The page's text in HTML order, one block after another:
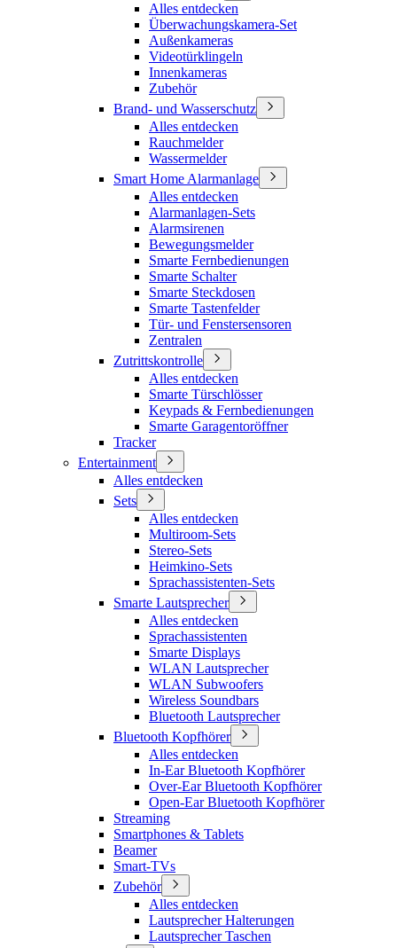
Alles entdecken
Überwachungskamera-Set
Außenkameras
Videotürklingeln
Innenkameras
Zubehör
Brand- und Wasserschutz
Alles entdecken
Rauchmelder
Wassermelder
Smart Home Alarmanlage
Alles entdecken
Alarmanlagen-Sets
Alarmsirenen
Bewegungsmelder
Smarte Fernbedienungen
Smarte Schalter
Smarte Steckdosen
Smarte Tastenfelder
Tür- und Fenstersensoren
Zentralen
Zutrittskontrolle
Alles entdecken
Smarte Türschlösser
Keypads & Fernbedienungen
Smarte Garagentoröffner
Tracker
Entertainment
Alles entdecken
Sets
Alles entdecken
Multiroom-Sets
Stereo-Sets
Heimkino-Sets
Sprachassistenten-Sets
Smarte Lautsprecher
Alles entdecken
Sprachassistenten
Smarte Displays
WLAN Lautsprecher
WLAN Subwoofers
Wireless Soundbars
Bluetooth Lautsprecher
Bluetooth Kopfhörer
Alles entdecken
In-Ear Bluetooth Kopfhörer
Over-Ear Bluetooth Kopfhörer
Open-Ear Bluetooth Kopfhörer
Streaming
Smartphones & Tablets
Beamer
Smart-TVs
Zubehör
Alles entdecken
Lautsprecher Halterungen
Lautsprecher Taschen